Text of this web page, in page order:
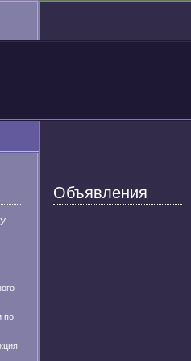
по
Объявления